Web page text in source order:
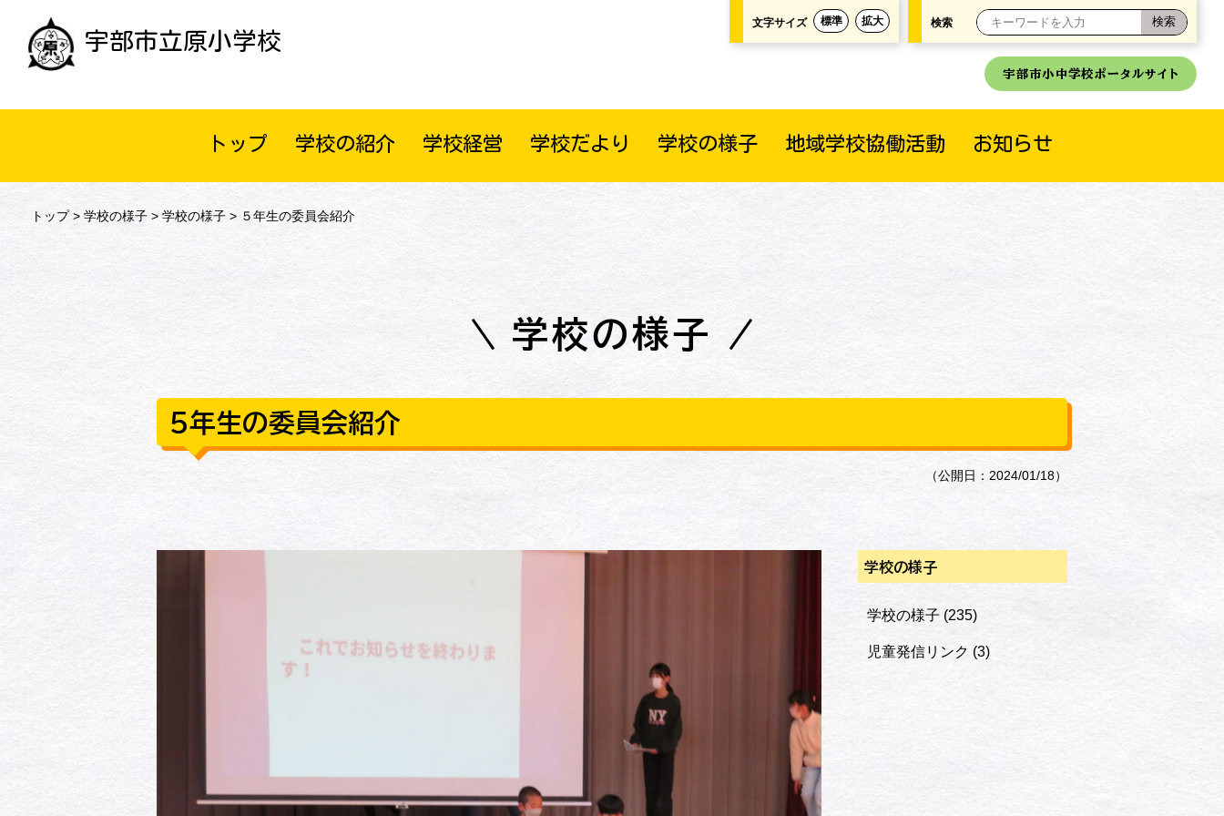
宇部市立原小学校
文字サイズ 標準 拡大 検索
宇部市小中学校ポータルサイト
トップ 学校の紹介 学校経営 学校だより 学校の様子 地域学校協働活動 お知らせ
トップ> 学校の様子> 学校の様子> ５年生の委員会紹介
学校の様子
５年生の委員会紹介
（公開日：2024/01/18）
学校の様子
学校の様子 (235)
児童発信リンク (3)